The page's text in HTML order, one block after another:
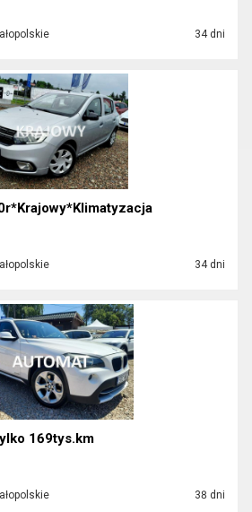
34 dni
34 dni
169tys.km
38 dni